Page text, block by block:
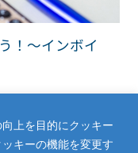
上を目的にクッキー
キーの機能を変更す
！～インボイ